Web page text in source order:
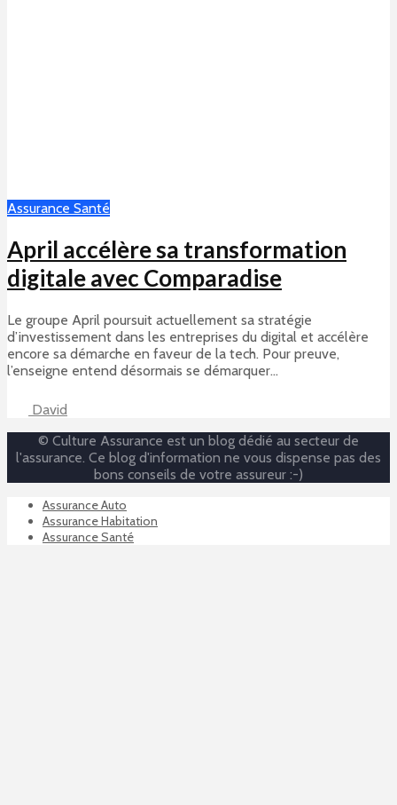
Assurance Santé
April accélère sa transformation
digitale avec Comparadise
Le groupe April poursuit actuellement sa stratégie
d’investissement dans les entreprises du digital et accélère
encore sa démarche en faveur de la tech. Pour preuve,
l’enseigne entend désormais se démarquer...
David
© Culture Assurance est un blog dédié au secteur de
l'assurance. Ce blog d'information ne vous dispense pas des
bons conseils de votre assureur :-)
Assurance Auto
Assurance Habitation
Assurance Santé